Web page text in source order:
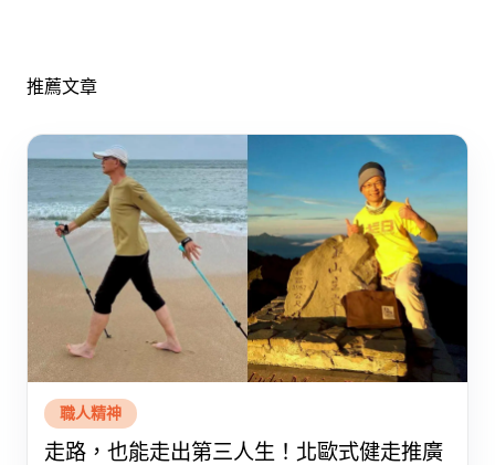
推薦文章
職人精神
走路，也能走出第三人生！北歐式健走推廣